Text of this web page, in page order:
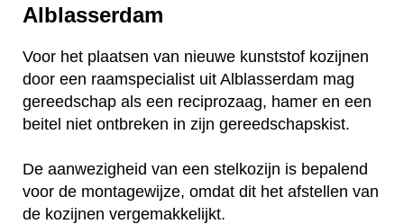
Alblasserdam
Voor het plaatsen van nieuwe kunststof kozijnen
door een raamspecialist uit Alblasserdam mag
gereedschap als een reciprozaag, hamer en een
beitel niet ontbreken in zijn gereedschapskist.
De aanwezigheid van een stelkozijn is bepalend
voor de montagewijze, omdat dit het afstellen van
de kozijnen vergemakkelijkt.